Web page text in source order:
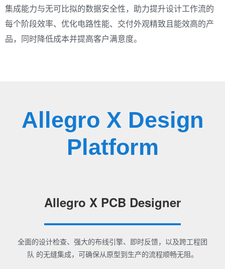
集成能力与无可比拟的数据安全性，助力提升设计工作流的
每个阶段效率、优化电路性能、交付外观精致且能效高的产
品，同时降低成本并提高客户满意度。
Allegro X Design
Platform
Allegro X PCB Designer
全面的设计检查、强大的布线引擎、即时反馈，以及跨工程团
队 的无缝集成，可确保从原型到生产的流程顺畅无阻。